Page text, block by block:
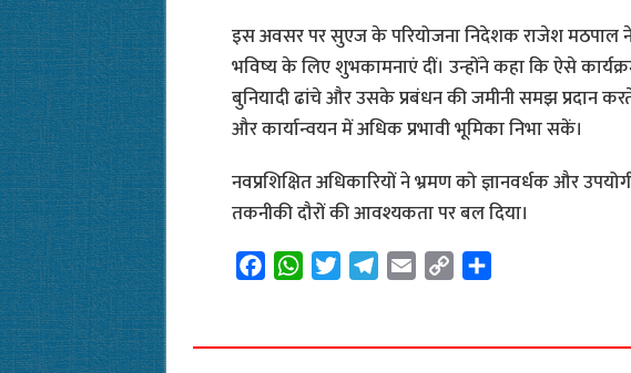
इस अवसर पर सुएज के परियोजना निदेशक राजेश मठपाल
भविष्य के लिए शुभकामनाएं दीं। उन्होंने कहा कि ऐसे
बुनियादी ढांचे और उसके प्रबंधन की जमीनी समझ प्रदान
और कार्यान्वयन में अधिक प्रभावी भूमिका निभा सकें।
नवप्रशिक्षित अधिकारियों ने भ्रमण को ज्ञानवर्धक और
तकनीकी दौरों की आवश्यकता पर बल दिया।
e
W
t
t
e
i
y
r